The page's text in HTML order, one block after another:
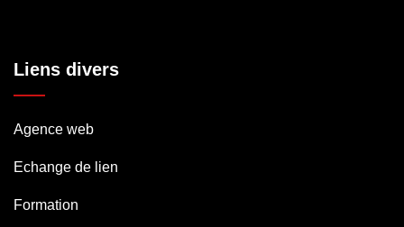
Liens divers
Agence web
Echange de lien
Formation